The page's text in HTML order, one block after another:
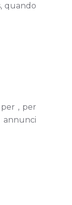
quando
, per
annunci